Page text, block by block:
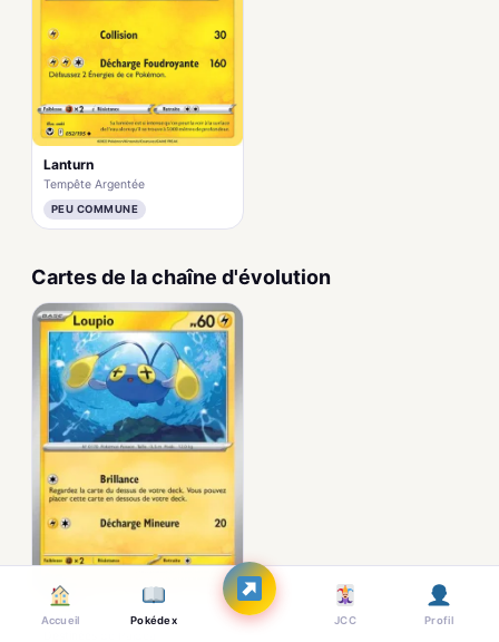
Lanturn
Tempête Argentée
PEU COMMUNE
Cartes de la chaîne d'évolution
Loupio
Accueil Pokédex JCC Profil